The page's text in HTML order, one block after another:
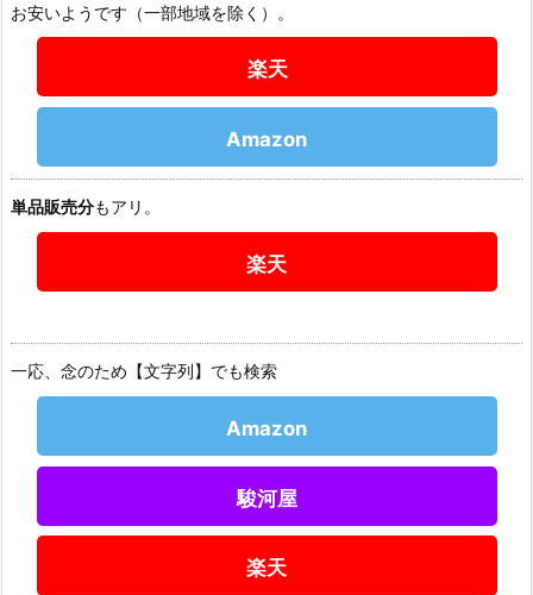
お安いようです（一部地域を除く）。
楽天
Amazon
単品販売分もアリ。
楽天
一応、念のため【文字列】でも検索
Amazon
駿河屋
楽天